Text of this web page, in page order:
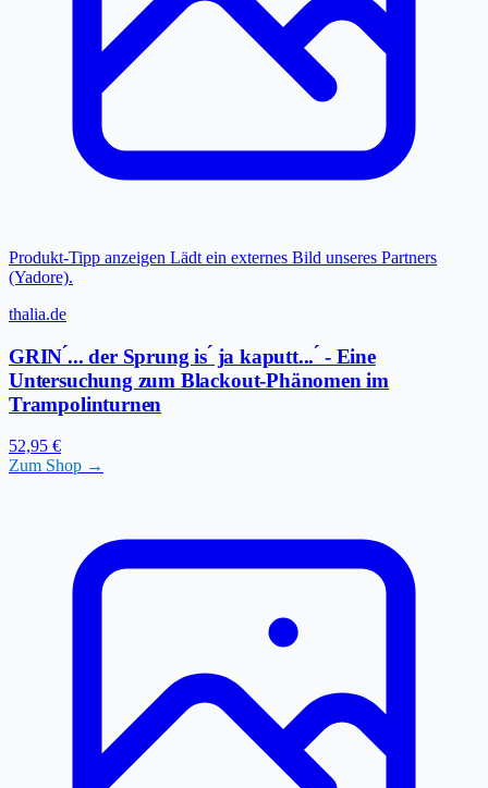
Produkt-Tipp anzeigen Lädt ein externes Bild unseres Partners
(Yadore).
thalia.de
GRIN ́... der Sprung is ́ ja kaputt... ́ - Eine
Untersuchung zum Blackout-Phänomen im
Trampolinturnen
52,95 €
Zum Shop →